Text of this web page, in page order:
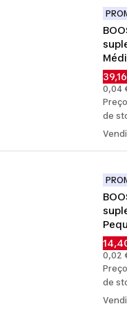
0,04
de
0,02
de